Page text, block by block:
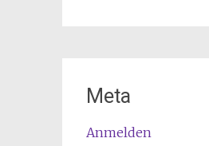
Meta
Anmelden